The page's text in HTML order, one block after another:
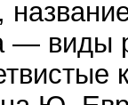
— виды